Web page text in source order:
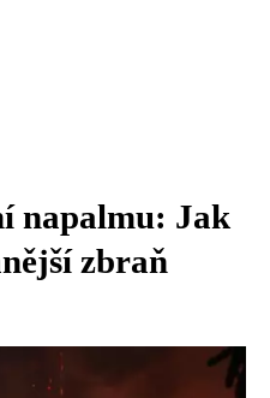
napalmu: Jak
zbraň